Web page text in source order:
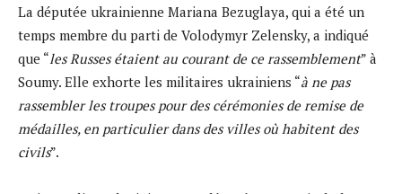
La députée ukrainienne Mariana Bezuglaya, qui a été un
temps membre du parti de Volodymyr Zelensky, a indiqué
que “les Russes étaient au courant de ce rassemblement” à
Soumy. Elle exhorte les militaires ukrainiens “à ne pas
rassembler les troupes pour des cérémonies de remise de
médailles, en particulier dans des villes où habitent des
civils”.